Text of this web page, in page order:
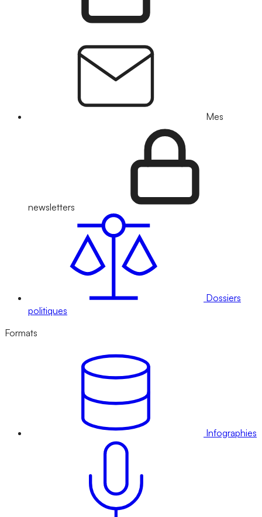
Mes
newsletters
Dossiers
politiques
Formats
Infographies